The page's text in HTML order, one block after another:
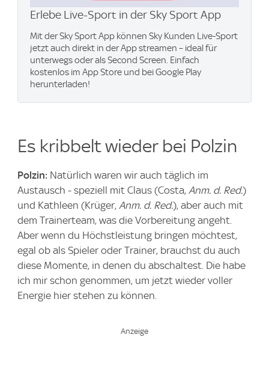
Erlebe Live-Sport in der Sky Sport App
Mit der Sky Sport App können Sky Kunden Live-Sport
jetzt auch direkt in der App streamen – ideal für
unterwegs oder als Second Screen. Einfach
kostenlos im App Store und bei Google Play
herunterladen!
Es kribbelt wieder bei Polzin
Polzin: Natürlich waren wir auch täglich im
Austausch - speziell mit Claus (Costa, Anm. d. Red.)
und Kathleen (Krüger, Anm. d. Red.), aber auch mit
dem Trainerteam, was die Vorbereitung angeht.
Aber wenn du Höchstleistung bringen möchtest,
egal ob als Spieler oder Trainer, brauchst du auch
diese Momente, in denen du abschaltest. Die habe
ich mir schon genommen, um jetzt wieder voller
Energie hier stehen zu können.